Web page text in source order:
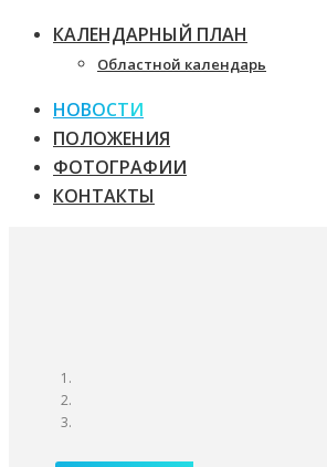
КАЛЕНДАРНЫЙ ПЛАН
Областной календарь
НОВОСТИ
ПОЛОЖЕНИЯ
ФОТОГРАФИИ
КОНТАКТЫ